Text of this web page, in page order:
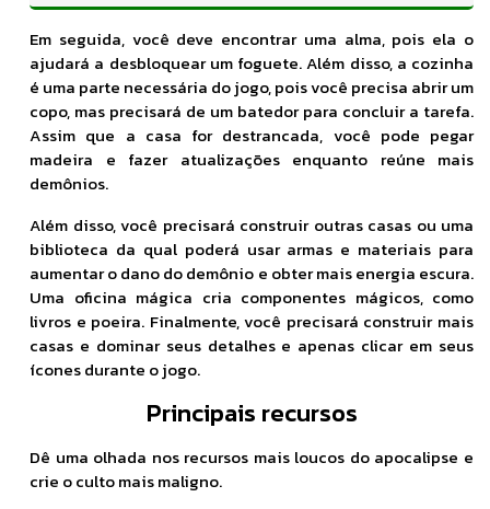
Em seguida, você deve encontrar uma alma, pois ela o
ajudará a desbloquear um foguete. Além disso, a cozinha
é uma parte necessária do jogo, pois você precisa abrir um
copo, mas precisará de um batedor para concluir a tarefa.
Assim que a casa for destrancada, você pode pegar
madeira e fazer atualizações enquanto reúne mais
demônios.
Além disso, você precisará construir outras casas ou uma
biblioteca da qual poderá usar armas e materiais para
aumentar o dano do demônio e obter mais energia escura.
Uma oficina mágica cria componentes mágicos, como
livros e poeira. Finalmente, você precisará construir mais
casas e dominar seus detalhes e apenas clicar em seus
ícones durante o jogo.
Principais recursos
Dê uma olhada nos recursos mais loucos do apocalipse e
crie o culto mais maligno.